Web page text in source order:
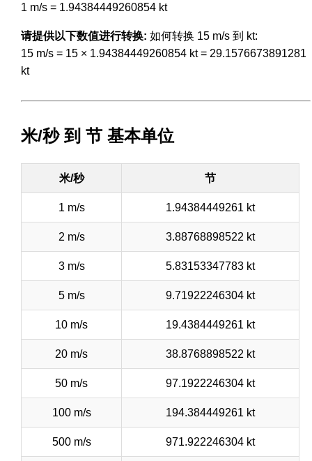
1 m/s = 1.94384449260854 kt
请提供以下数值进行转换: 如何转换 15 m/s 到 kt:
15 m/s = 15 × 1.94384449260854 kt = 29.1576673891281
kt
米/秒 到 节 基本单位
米/秒 节
1 m/s 1.94384449261 kt
2 m/s 3.88768898522 kt
3 m/s 5.83153347783 kt
5 m/s 9.71922246304 kt
10 m/s 19.4384449261 kt
20 m/s 38.8768898522 kt
50 m/s 97.1922246304 kt
100 m/s 194.384449261 kt
500 m/s 971.922246304 kt